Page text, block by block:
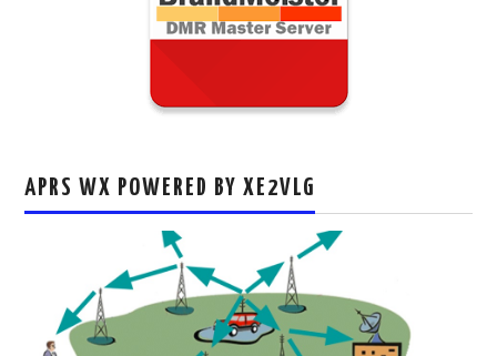
APRS WX POWERED BY XE2VLG